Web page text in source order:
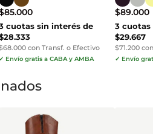
85.000
cuotas sin interés de
con Transf. o Efectivo
✓ Envío gratis a CABA y AMBA
$89.000
3 cuotas
$29.667
$71.200
✓ Envío